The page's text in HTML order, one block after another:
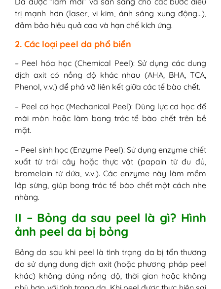
trị mạnh hơn (laser, vi kim, ánh sáng xung động…),
đảm bảo hiệu quả cao và hạn chế kích ứng.
2. Các loại peel da phổ biển
– Peel hóa học (Chemical Peel): Sử dụng các dung
dịch axit có nồng độ khác nhau (AHA, BHA, TCA,
Phenol, v.v.) để phá vỡ liên kết giữa các tế bào chết.
– Peel cơ học (Mechanical Peel): Dùng lực cơ học để
mài mòn hoặc làm bong tróc tế bào chết trên bề
mặt.
– Peel sinh học (Enzyme Peel): Sử dụng enzyme chiết
xuất từ trái cây hoặc thực vật (papain từ đu đủ,
bromelain từ dứa, v.v.). Các enzyme này làm mềm
lớp sừng, giúp bong tróc tế bào chết một cách nhẹ
nhàng.
II – Bỏng da sau peel là gì? Hình
ảnh peel da bị bỏng
Bỏng da sau khi peel là tình trạng da bị tổn thương
do sử dụng dung dịch axit (hoặc phương pháp peel
khác) không đúng nồng độ, thời gian hoặc không